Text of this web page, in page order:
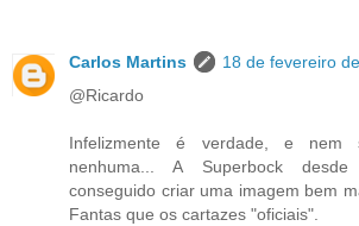
Carlos Martins
18 de fevereiro
@Ricardo
Infelizmente é verdade, e nem
nenhuma... A Superbock
conseguido criar uma imagem bem
Fantas que os cartazes "oficiais".